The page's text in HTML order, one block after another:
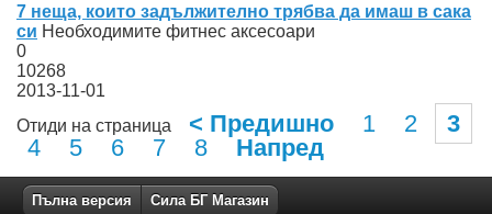
7 неща, които задължително трябва да имаш в сака
си Необходимите фитнес аксесоари
0
10268
2013-11-01
Отиди на страница
< Предишно 1 2
3
4
5 6 7 8 Напред
Пълна версия Сила БГ Магазин